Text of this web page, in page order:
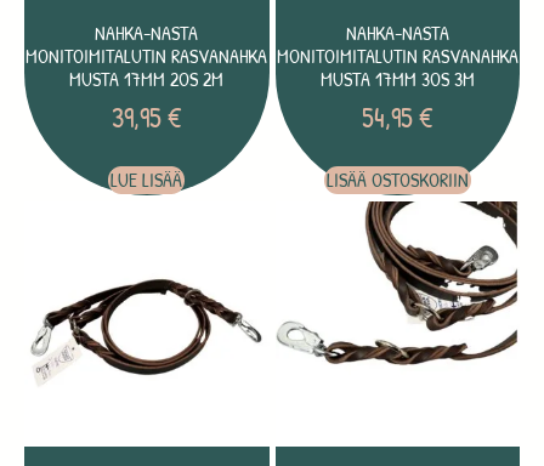
NAHKA-NASTA
MONITOIMITALUTIN RASVANAHKA
MUSTA 17MM 2OS 2M
39,95€
LUE LISÄÄ
NAHKA-NASTA
MONITOIMITALUTIN RASVANAHKA
MUSTA 17MM 3OS 3M
54,95€
LISÄÄ OSTOSKORIIN